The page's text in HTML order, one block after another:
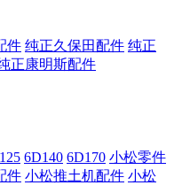
件 纯正久保田配件 纯正
正康明斯配件
6D140 6D170 小松零件
件 小松推土机配件 小松